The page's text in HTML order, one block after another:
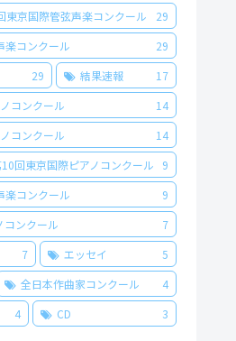
東京国際管弦声楽コンクール
29
楽コンクール
29
29 結果速報
17
コンクール
14
コンクール
14
回東京国際ピアノコンクール
9
楽コンクール
9
コンクール
7
7 エッセイ
5
全日本作曲家コンクール
4
4 CD 3